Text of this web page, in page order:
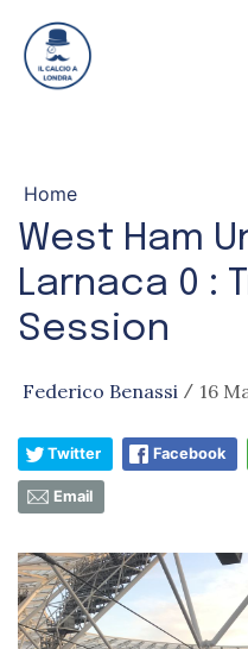
Home
West Ham
Larnaca 0 :
Session
Federico Benassi / 16
Twitter Facebook
Email